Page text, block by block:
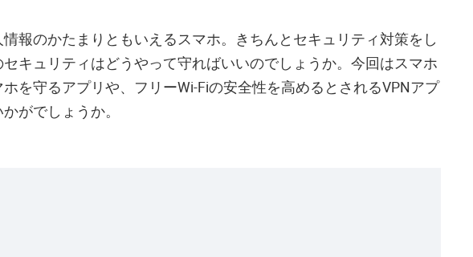
報のかたまりともいえるスマホ。きちんとセキュリティ対策をし
キュリティはどうやって守ればいいのでしょうか。今回はスマホ
を守るアプリや、フリーWi-Fiの安全性を高めるとされるVPNアプ
がでしょうか。